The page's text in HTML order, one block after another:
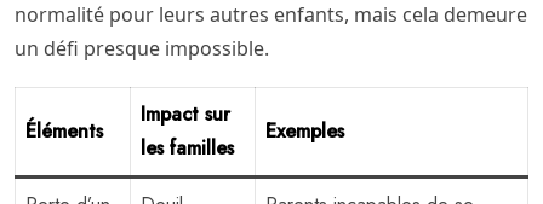
normalité pour leurs autres enfants, mais cela demeure
un défi presque impossible.
Éléments
Impact sur
les familles
Exemples